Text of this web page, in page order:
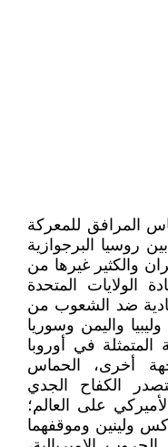
المرافق للمعركة
روسيا البرجوازية
والكثير غيرها من
الولايات المتحدة
ضد الشعوب من
واليمن وسوريا
المتمثلة في أوروبا
جهة أخرى، الحماس
الكفاح الجدي
على العالم؛
ولينين وموقفهما